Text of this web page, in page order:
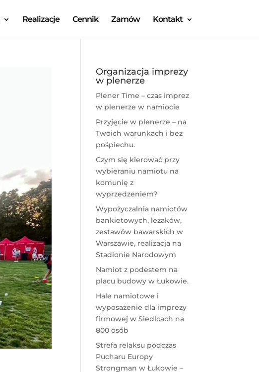
Realizacje Cennik Zamów Kontakt
Organizacja imprezy
w plenerze
Plener Time – czas imprez
w plenerze w namiocie
Przyjęcie w plenerze – na
Twoich warunkach i bez
pośpiechu.
Czym się kierować przy
wybieraniu namiotu na
komunię z
wyprzedzeniem?
Wypożyczalnia namiotów
bankietowych, leżaków,
zestawów bawarskich w
Warszawie, realizacja na
Stadionie Narodowym
Namiot z podestem na
placu budowy w Łukowie.
Hale namiotowe i
wyposażenie dla imprezy
firmowej w Siedlcach na
800 osób
Strefa relaksu podczas
Pucharu Europy
Strongman w Łukowie –